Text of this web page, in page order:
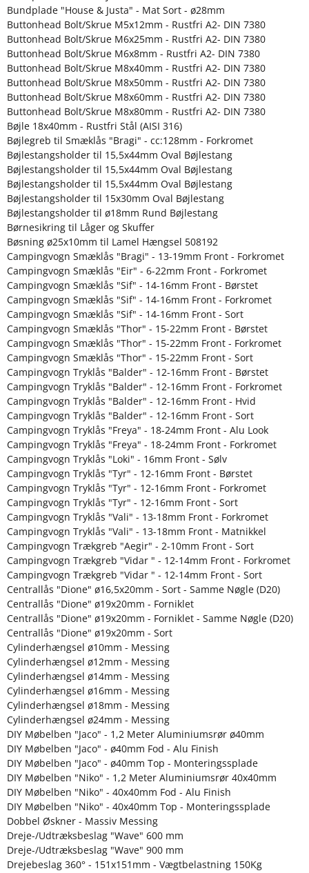
Bundplade "House & Justa" - Mat Sort - ø28mm
Buttonhead Bolt/Skrue M5x12mm - Rustfri A2- DIN 7380
Buttonhead Bolt/Skrue M6x25mm - Rustfri A2- DIN 7380
Buttonhead Bolt/Skrue M6x8mm - Rustfri A2- DIN 7380
Buttonhead Bolt/Skrue M8x40mm - Rustfri A2- DIN 7380
Buttonhead Bolt/Skrue M8x50mm - Rustfri A2- DIN 7380
Buttonhead Bolt/Skrue M8x60mm - Rustfri A2- DIN 7380
Buttonhead Bolt/Skrue M8x80mm - Rustfri A2- DIN 7380
Bøjle 18x40mm - Rustfri Stål (AISI 316)
Bøjlegreb til Smæklås "Bragi" - cc:128mm - Forkromet
Bøjlestangsholder til 15,5x44mm Oval Bøjlestang
Bøjlestangsholder til 15,5x44mm Oval Bøjlestang
Bøjlestangsholder til 15,5x44mm Oval Bøjlestang
Bøjlestangsholder til 15x30mm Oval Bøjlestang
Bøjlestangsholder til ø18mm Rund Bøjlestang
Børnesikring til Låger og Skuffer
Bøsning ø25x10mm til Lamel Hængsel 508192
Campingvogn Smæklås "Bragi" - 13-19mm Front - Forkromet
Campingvogn Smæklås "Eir" - 6-22mm Front - Forkromet
Campingvogn Smæklås "Sif" - 14-16mm Front - Børstet
Campingvogn Smæklås "Sif" - 14-16mm Front - Forkromet
Campingvogn Smæklås "Sif" - 14-16mm Front - Sort
Campingvogn Smæklås "Thor" - 15-22mm Front - Børstet
Campingvogn Smæklås "Thor" - 15-22mm Front - Forkromet
Campingvogn Smæklås "Thor" - 15-22mm Front - Sort
Campingvogn Tryklås "Balder" - 12-16mm Front - Børstet
Campingvogn Tryklås "Balder" - 12-16mm Front - Forkromet
Campingvogn Tryklås "Balder" - 12-16mm Front - Hvid
Campingvogn Tryklås "Balder" - 12-16mm Front - Sort
Campingvogn Tryklås "Freya" - 18-24mm Front - Alu Look
Campingvogn Tryklås "Freya" - 18-24mm Front - Forkromet
Campingvogn Tryklås "Loki" - 16mm Front - Sølv
Campingvogn Tryklås "Tyr" - 12-16mm Front - Børstet
Campingvogn Tryklås "Tyr" - 12-16mm Front - Forkromet
Campingvogn Tryklås "Tyr" - 12-16mm Front - Sort
Campingvogn Tryklås "Vali" - 13-18mm Front - Forkromet
Campingvogn Tryklås "Vali" - 13-18mm Front - Matnikkel
Campingvogn Trækgreb "Aegir" - 2-10mm Front - Sort
Campingvogn Trækgreb "Vidar " - 12-14mm Front - Forkromet
Campingvogn Trækgreb "Vidar " - 12-14mm Front - Sort
Centrallås "Dione" ø16,5x20mm - Sort - Samme Nøgle (D20)
Centrallås "Dione" ø19x20mm - Forniklet
Centrallås "Dione" ø19x20mm - Forniklet - Samme Nøgle (D20)
Centrallås "Dione" ø19x20mm - Sort
Cylinderhængsel ø10mm - Messing
Cylinderhængsel ø12mm - Messing
Cylinderhængsel ø14mm - Messing
Cylinderhængsel ø16mm - Messing
Cylinderhængsel ø18mm - Messing
Cylinderhængsel ø24mm - Messing
DIY Møbelben "Jaco" - 1,2 Meter Aluminiumsrør ø40mm
DIY Møbelben "Jaco" - ø40mm Fod - Alu Finish
DIY Møbelben "Jaco" - ø40mm Top - Monteringssplade
DIY Møbelben "Niko" - 1,2 Meter Aluminiumsrør 40x40mm
DIY Møbelben "Niko" - 40x40mm Fod - Alu Finish
DIY Møbelben "Niko" - 40x40mm Top - Monteringssplade
Dobbel Øskner - Massiv Messing
Dreje-/Udtræksbeslag "Wave" 600 mm
Dreje-/Udtræksbeslag "Wave" 900 mm
Drejebeslag 360° - 151x151mm - Vægtbelastning 150Kg